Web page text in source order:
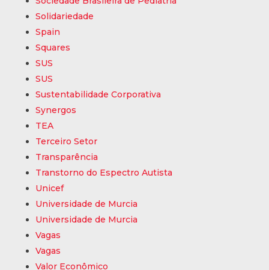
Solidariedade
Spain
Squares
SUS
SUS
Sustentabilidade Corporativa
Synergos
TEA
Terceiro Setor
Transparência
Transtorno do Espectro Autista
Unicef
Universidade de Murcia
Universidade de Murcia
Vagas
Vagas
Valor Econômico